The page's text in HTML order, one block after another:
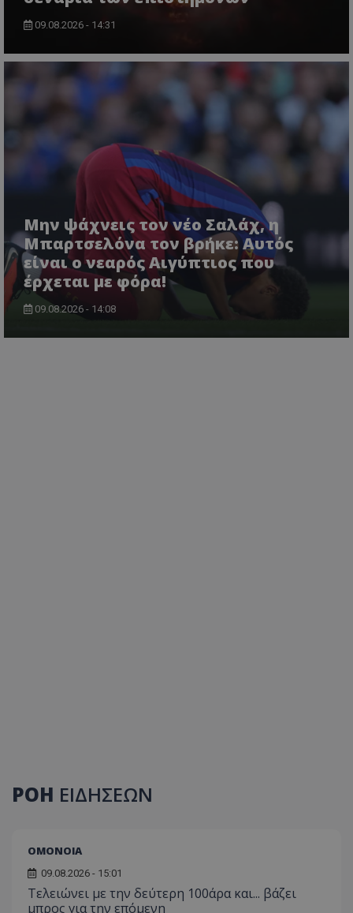
09.08.2026 - 14:31
Μην ψάχνεις τον νέο Σαλάχ, η
Μπαρτσελόνα τον βρήκε: Αυτός
είναι ο νεαρός Αιγύπτιος που
έρχεται με φόρα!
09.08.2026 - 14:08
ΡΟΗ ΕΙΔΗΣΕΩΝ
ΟΜΟΝΟΙΑ
09.08.2026 - 15:01
Τελειώνει με την δεύτερη 100άρα και... βάζει
μπρος για την επόμενη